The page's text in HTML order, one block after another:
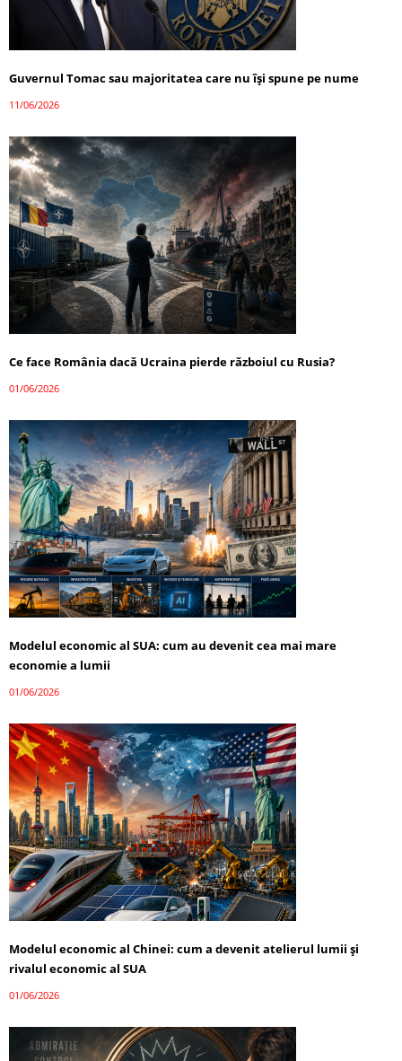
Guvernul Tomac sau majoritatea care nu își spune pe nume
11/06/2026
Ce face România dacă Ucraina pierde războiul cu Rusia?
01/06/2026
Modelul economic al SUA: cum au devenit cea mai mare
economie a lumii
01/06/2026
Modelul economic al Chinei: cum a devenit atelierul lumii și
rivalul economic al SUA
01/06/2026